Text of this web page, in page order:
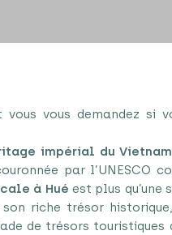
vous vous demandez si
impérial du Vietnam
par l’UNESCO
à Hué est plus qu’une
son riche trésor
de trésors